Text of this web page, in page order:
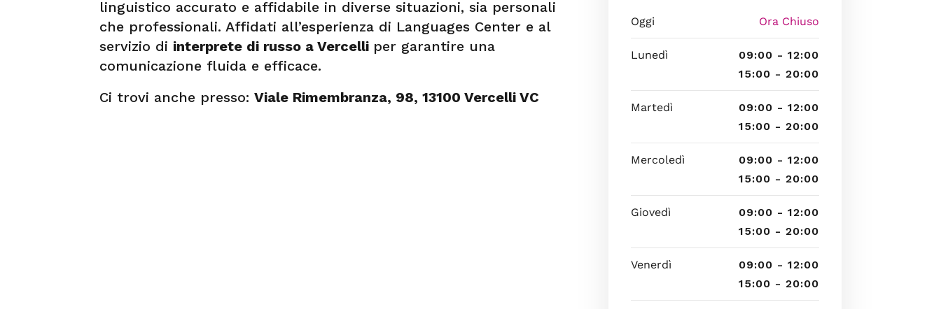
linguistico accurato e affidabile in diverse situazioni, sia personali
che professionali. Affidati all’esperienza di Languages Center e al
servizio di interprete di russo a Vercelli per garantire una
comunicazione fluida e efficace.
Ci trovi anche presso: Viale Rimembranza, 98, 13100 Vercelli VC
Oggi Ora Chiuso
Lunedì
09:00 - 12:00
15:00 - 20:00
Martedì
09:00 - 12:00
15:00 - 20:00
Mercoledì
09:00 - 12:00
15:00 - 20:00
Giovedì
09:00 - 12:00
15:00 - 20:00
Venerdì
09:00 - 12:00
15:00 - 20:00